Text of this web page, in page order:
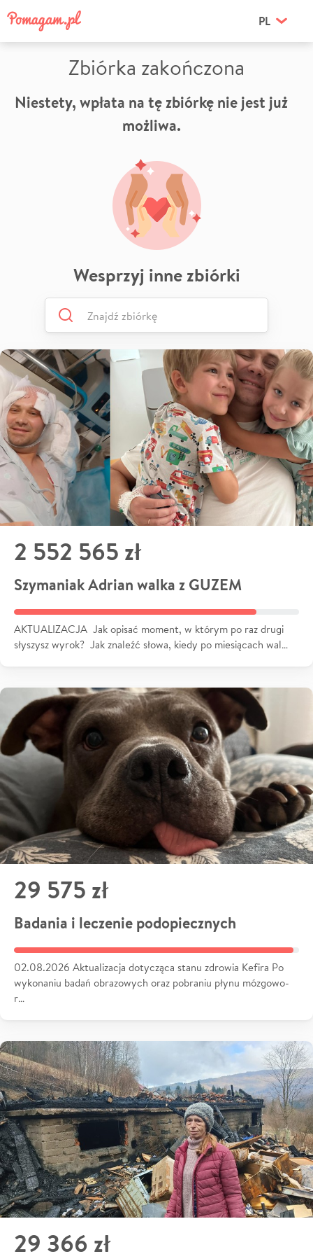
PL
Zbiórka zakończona
Niestety, wpłata na tę zbiórkę nie jest już
możliwa.
Wesprzyj inne zbiórki
2 552 565 zł
Szymaniak Adrian walka z GUZEM
AKTUALIZACJA Jak opisać moment, w którym po raz drugi
słyszysz wyrok? Jak znaleźć słowa, kiedy po miesiącach wal…
29 575 zł
Badania i leczenie podopiecznych
02.08.2026 Aktualizacja dotycząca stanu zdrowia Kefira Po
wykonaniu badań obrazowych oraz pobraniu płynu mózgowo-
r…
29 366 zł